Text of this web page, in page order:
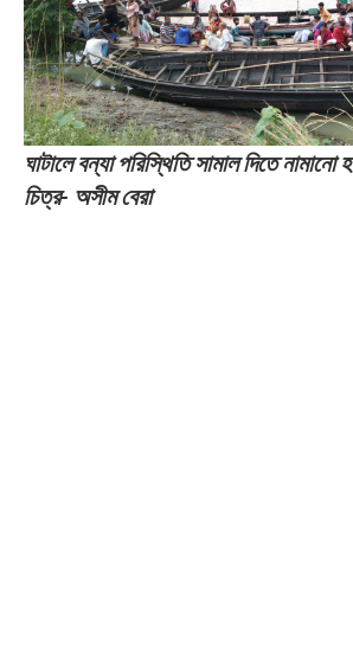
ঘাটালে বন্যা পরিস্থিতি সামাল দিতে
চিত্র- অসীম বেরা